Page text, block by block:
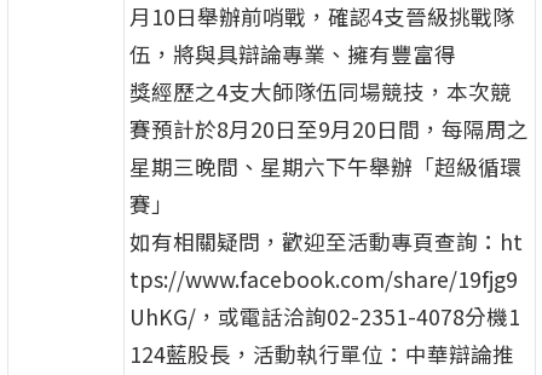
月10日舉辦前哨戰，確認4支晉級挑戰隊
伍，將與具辯論專業、擁有豐富得
獎經歷之4支大師隊伍同場競技，本次競
賽預計於8月20日至9月20日間，每隔周之
星期三晚間、星期六下午舉辦「超級循環
賽」
如有相關疑問，歡迎至活動專頁查詢：ht
tps://www.facebook.com/share/19fjg9
UhKG/，或電話洽詢02-2351-4078分機1
124藍股長，活動執行單位：中華辯論推